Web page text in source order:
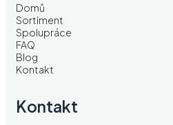
Domů
Sortiment
Spolupráce
FAQ
Blog
Kontakt
Kontakt